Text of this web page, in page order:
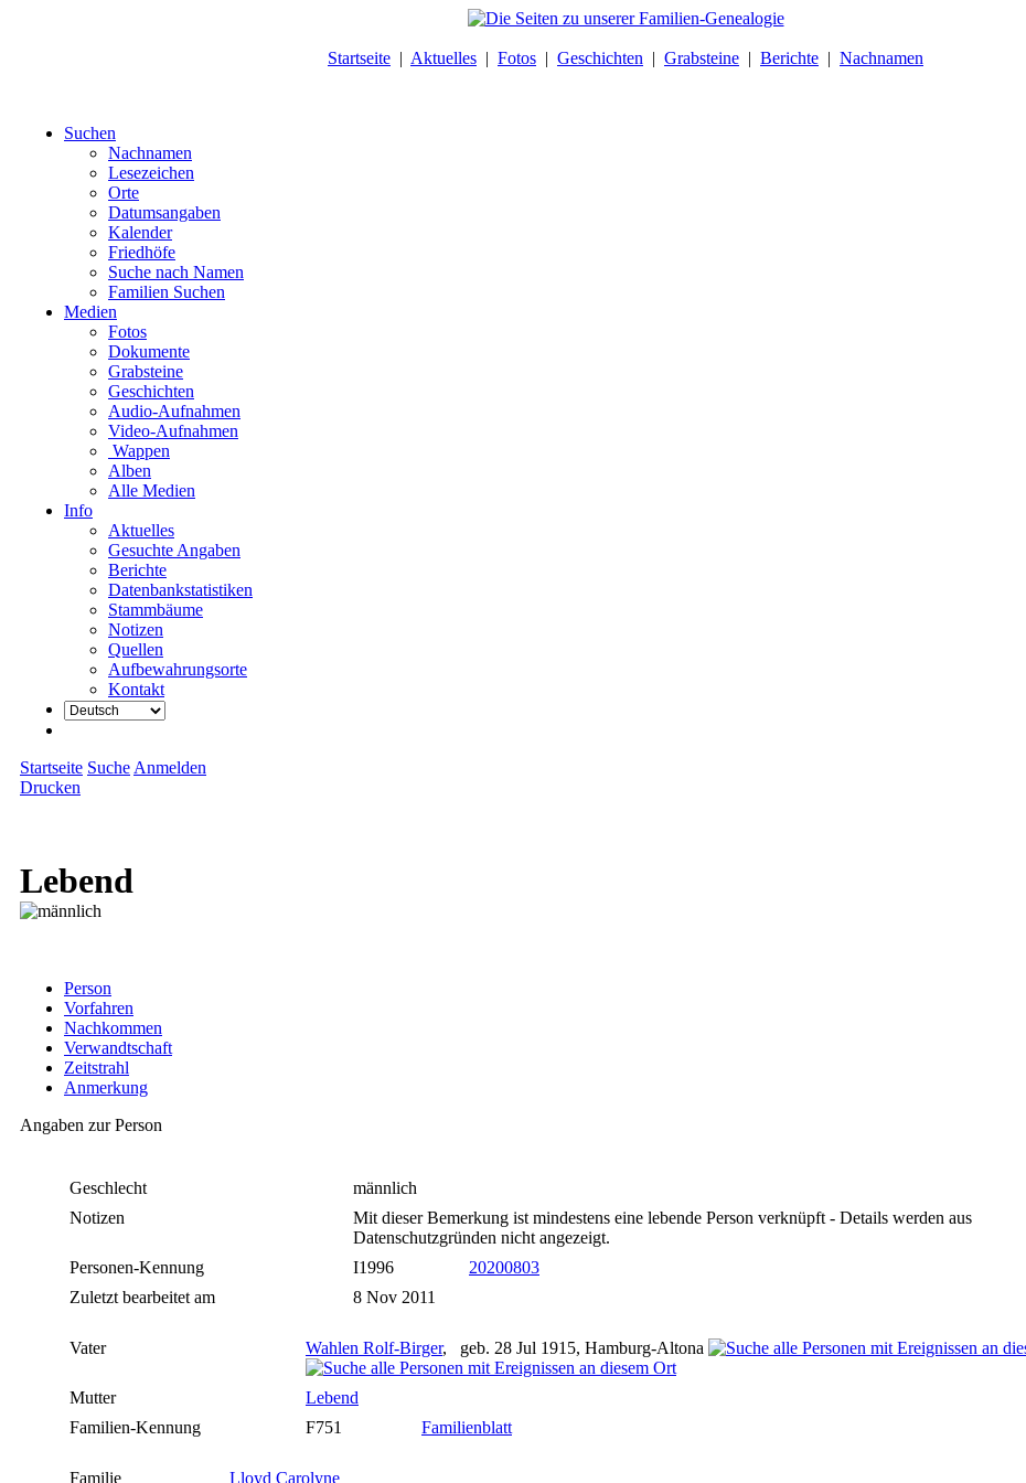
Startseite | Aktuelles | Fotos | Geschichten | Grabsteine | Berichte | Nachnamen
Suchen
Nachnamen
Lesezeichen
Orte
Datumsangaben
Kalender
Friedhöfe
Suche nach Namen
Familien Suchen
Medien
Fotos
Dokumente
Grabsteine
Geschichten
Audio-Aufnahmen
Video-Aufnahmen
Wappen
Alben
Alle Medien
Info
Aktuelles
Gesuchte Angaben
Berichte
Datenbankstatistiken
Stammbäume
Notizen
Quellen
Aufbewahrungsorte
Kontakt
Startseite Suche Anmelden
Drucken
Lebend
Person
Vorfahren
Nachkommen
Verwandtschaft
Zeitstrahl
Anmerkung
Angaben zur Person
Geschlecht
männlich
Notizen
Mit dieser Bemerkung ist mindestens eine lebende Person verknüpft - Details werden aus
Datenschutzgründen nicht angezeigt.
Personen-Kennung
I1996
20200803
Zuletzt bearbeitet am
8 Nov 2011
Vater Wahlen Rolf-Birger, geb. 28 Jul 1915, Hamburg-Altona
Mutter
Lebend
Familien-Kennung
F751 Familienblatt
Familie Lloyd Carolyne